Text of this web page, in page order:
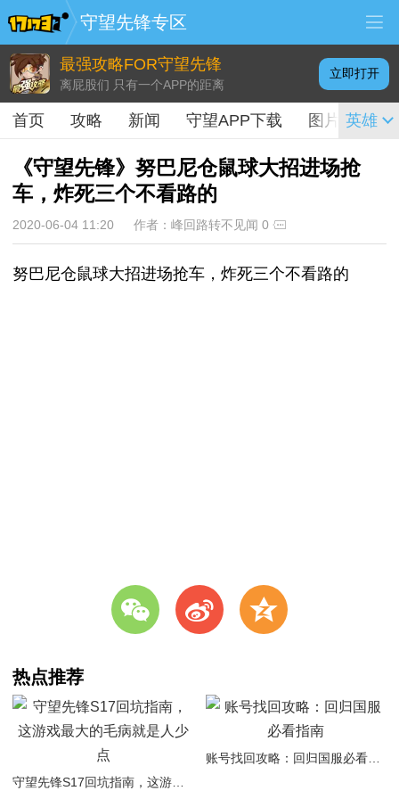
守望先锋专区
最强攻略FOR守望先锋
离屁股们 只有一个APP的距离
立即打开
首页 攻略 新闻 守望APP下载 图片 视频
英雄
《守望先锋》努巴尼仓鼠球大招进场抢
车，炸死三个不看路的
2020-06-04 11:20 作者：峰回路转不见闻 0
努巴尼仓鼠球大招进场抢车，炸死三个不看路的
w t z
热点推荐